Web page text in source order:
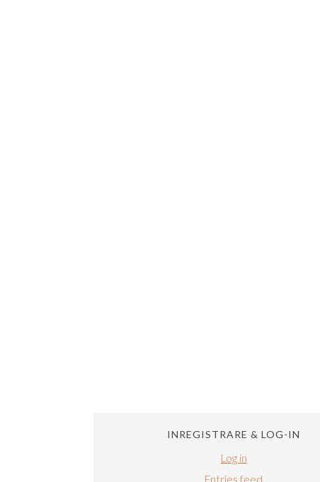
INREGISTRARE & LOG-IN
Log in
Entries feed